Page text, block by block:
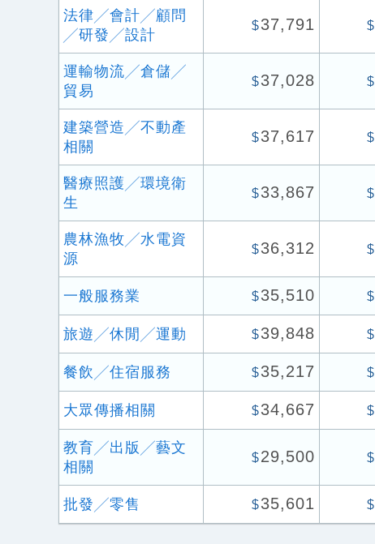
法律╱會計╱顧問
╱研發╱設計
$37,791 $
運輸物流╱倉儲╱
貿易
$37,028 $
建築營造╱不動產
相關
$37,617 $
醫療照護╱環境衛
生
$33,867 $
農林漁牧╱水電資
源
$36,312 $
一般服務業 $35,510 $
旅遊╱休閒╱運動 $39,848 $
餐飲╱住宿服務 $35,217 $
大眾傳播相關 $34,667 $
教育╱出版╱藝文
相關
$29,500 $
批發╱零售 $35,601 $